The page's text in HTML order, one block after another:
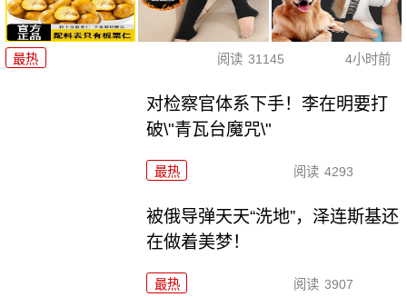
最热 阅读 31145 4小时前
对检察官体系下手！李在明要打
破\"青瓦台魔咒\"
最热 阅读 4293
被俄导弹天天“洗地”，泽连斯基还
在做着美梦！
最热 阅读 3907